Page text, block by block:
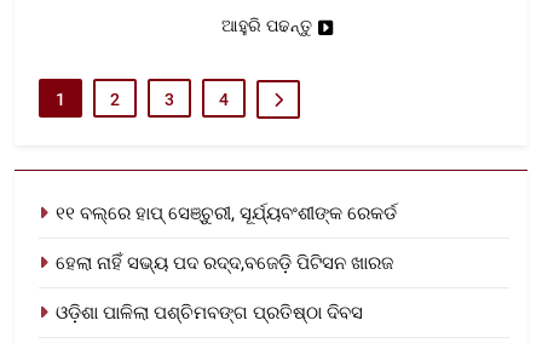
ଆହୁରି ପଢନ୍ତୁ
1 2 3 4
୧୧ ବଲ୍‌ରେ ହାପ୍ ସେଞ୍ଚୁରୀ, ସୂର୍ଯ୍ୟବଂଶୀଙ୍କ ରେକର୍ଡ
ହେଲା ନାହିଁ ସଭ୍ୟ ପଦ ରଦ୍ଦ,ବଜେଡ଼ି ପିଟିସନ ଖାରଜ
ଓଡ଼ିଶା ପାଳିଲା ପଶ୍ଚିମବଙ୍ଗ ପ୍ରତିଷ୍ଠା ଦିବସ